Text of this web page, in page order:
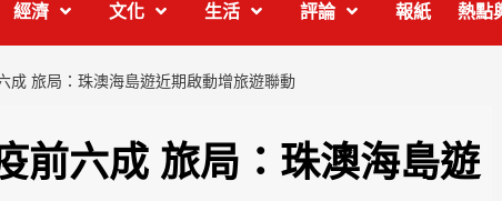
經濟 文化 生活 評論 報紙 熱點
成 旅局：珠澳海島遊近期啟動增旅遊聯動
前六成 旅局：珠澳海島遊